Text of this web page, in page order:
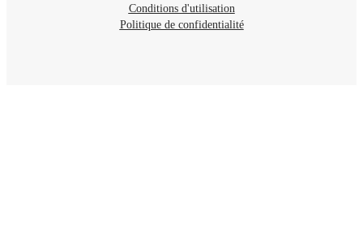
Conditions d'utilisation
Politique de confidentialité